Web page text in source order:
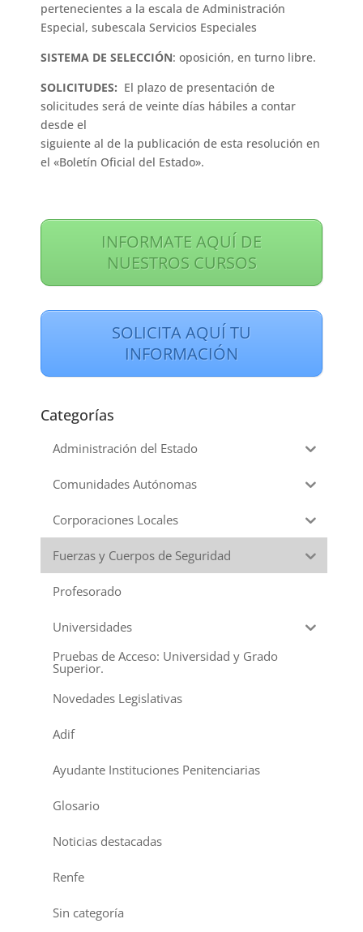
pertenecientes a la escala de Administración
Especial, subescala Servicios Especiales
SISTEMA DE SELECCIÓN: oposición, en turno libre.
SOLICITUDES: El plazo de presentación de
solicitudes será de veinte días hábiles a contar
desde el
siguiente al de la publicación de esta resolución en
el «Boletín Oficial del Estado».
INFORMATE AQUÍ DE
NUESTROS CURSOS
SOLICITA AQUÍ TU
INFORMACIÓN
Categorías
Administración del Estado
Comunidades Autónomas
Corporaciones Locales
Fuerzas y Cuerpos de Seguridad
Profesorado
Universidades
Pruebas de Acceso: Universidad y Grado
Superior.
Novedades Legislativas
Adif
Ayudante Instituciones Penitenciarias
Glosario
Noticias destacadas
Renfe
Sin categoría